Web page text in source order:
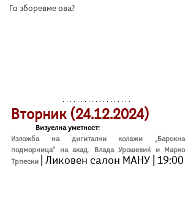
Го зборевме ова?
Вторник (24.12.2024)
Визуелна уметност:
Изложба на дигитални колажи „Барокна
подморница“ на акад. Влада Урошевиќ и Марко
Трпески
| Ликовен салон МАНУ | 19:00